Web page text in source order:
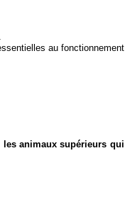
au fonctionnement
les animaux supérieurs qui